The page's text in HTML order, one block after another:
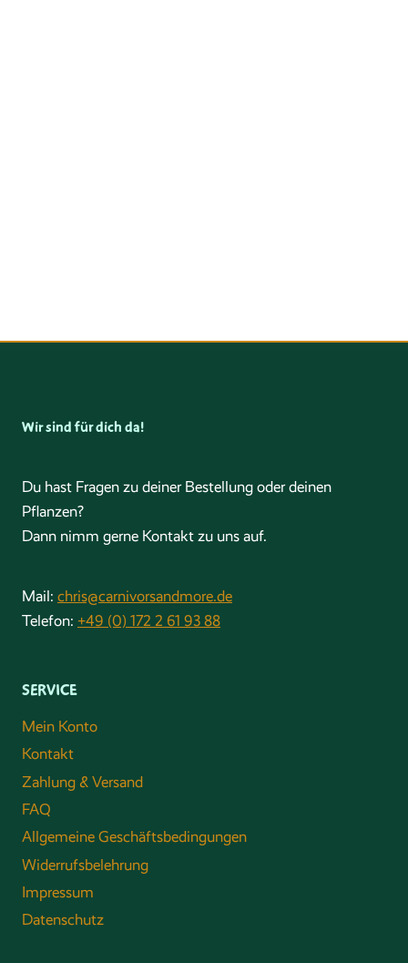
Wir sind für dich da!
Du hast Fragen zu deiner Bestellung oder deinen
Pflanzen?
Dann nimm gerne Kontakt zu uns auf.
Mail: chris@carnivorsandmore.de
Telefon: +49 (0) 172 2 61 93 88
SERVICE
Mein Konto
Kontakt
Zahlung & Versand
FAQ
Allgemeine Geschäftsbedingungen
Widerrufsbelehrung
Impressum
Datenschutz